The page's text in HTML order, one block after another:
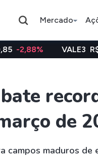
Mercado
Ação
VALE3 R$ 74,97 -
de
campos maduros